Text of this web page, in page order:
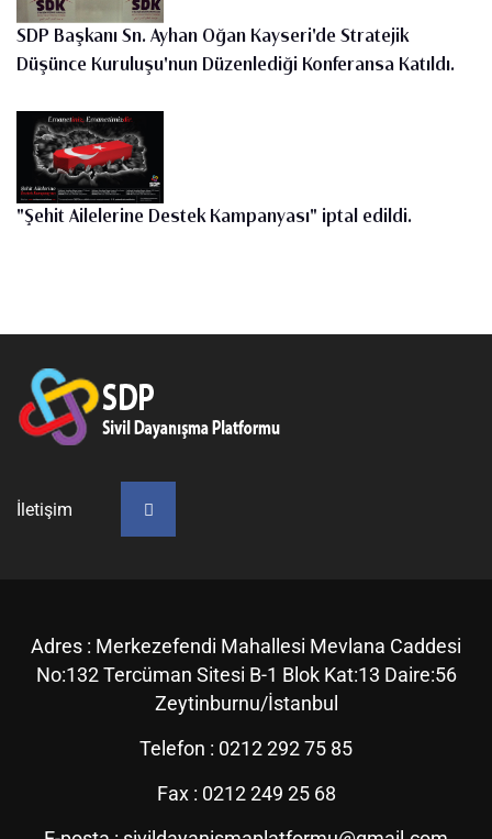
SDP Başkanı Sn. Ayhan Oğan Kayseri'de Stratejik
Düşünce Kuruluşu'nun Düzenlediği Konferansa Katıldı.
"Şehit Ailelerine Destek Kampanyası" iptal edildi.
İletişim
Adres : Merkezefendi Mahallesi Mevlana Caddesi
No:132 Tercüman Sitesi B-1 Blok Kat:13 Daire:56
Zeytinburnu/İstanbul
Telefon : 0212 292 75 85
Fax : 0212 249 25 68